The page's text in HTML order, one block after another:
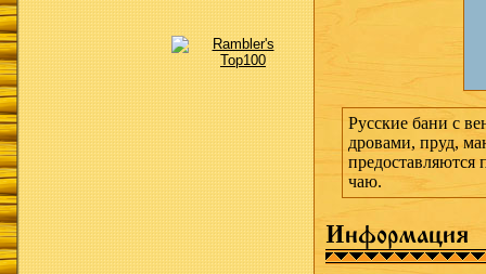
Русские бани с
дровами, пруд,
предоставляются
чаю.
Информация